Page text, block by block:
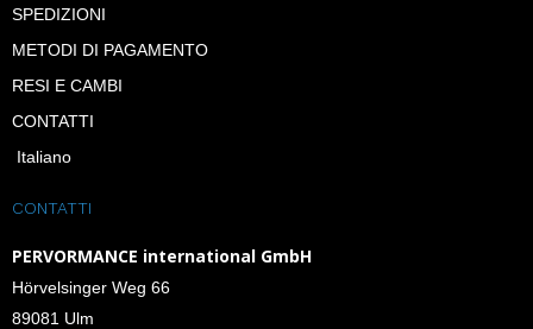
SPEDIZIONI
METODI DI PAGAMENTO
RESI E CAMBI
CONTATTI
Italiano
CONTATTI
PERVORMANCE international GmbH
Hörvelsinger Weg 66
89081 Ulm